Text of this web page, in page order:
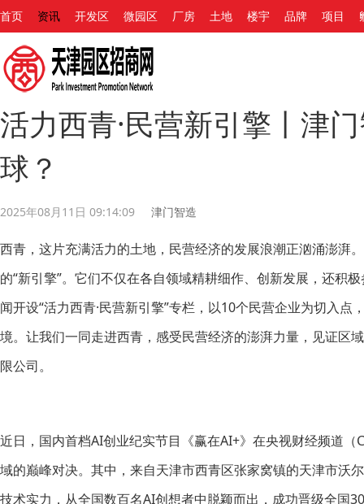
首页 资讯 开发区 微园区 厂房 土地 楼宇 品牌 项目
活力西青·民营新引擎丨津
球？
2025年08月11日 09:14:09 津门智造
西青，这片充满活力的土地，民营经济的发展浪潮正汹涌澎湃
的“新引擎”。它们不仅在各自领域精耕细作、创新发展，还积
闻开设“活力西青·民营新引擎”专栏，以10个民营企业为切入
境。让我们一同走进西青，感受民营经济的澎湃力量，见证区
限公司。
近日，国内首档AI创业纪实节目《赢在AI+》在央视财经频道
域的巅峰对决。其中，来自天津市西青区张家窝镇的天津市沃
技术实力，从全国数百名AI创想者中脱颖而出，成功晋级全国